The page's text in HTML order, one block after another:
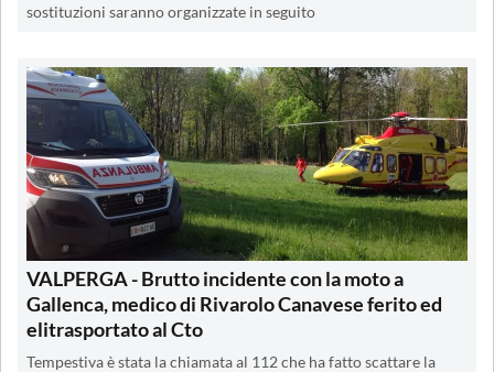
sostituzioni saranno organizzate in seguito
VALPERGA - Brutto incidente con la moto a
Gallenca, medico di Rivarolo Canavese ferito ed
elitrasportato al Cto
Tempestiva è stata la chiamata al 112 che ha fatto scattare la